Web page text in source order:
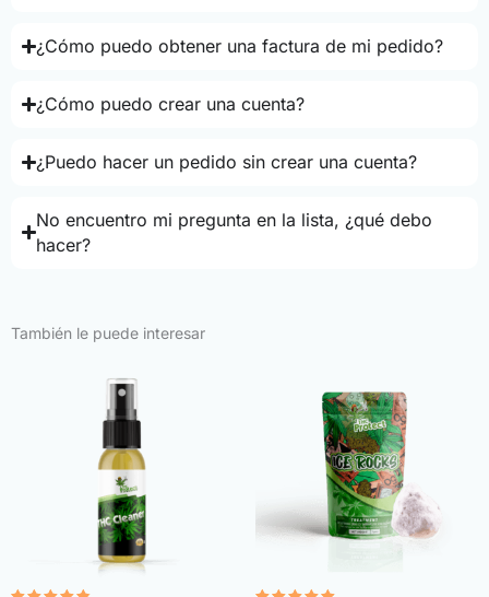
¿Cómo puedo obtener una factura de mi pedido?
¿Cómo puedo crear una cuenta?
¿Puedo hacer un pedido sin crear una cuenta?
No encuentro mi pregunta en la lista, ¿qué debo
hacer?
También le puede interesar